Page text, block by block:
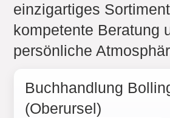
einzigartiges
kompetente Beratung
persönliche
Buchhandlung
(Oberursel)